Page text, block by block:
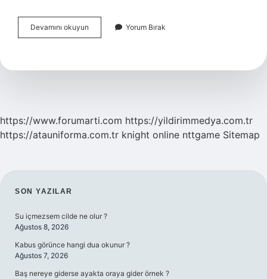
Devamını okuyun
artırma
adı
Yorum Bırak
https://www.forumarti.com https://yildirimmedya.com.tr
https://atauniforma.com.tr knight online nttgame Sitemap
SIDEBAR
SON YAZILAR
Su içmezsem cilde ne olur ?
Ağustos 8, 2026
Kabus görünce hangi dua okunur ?
Ağustos 7, 2026
Baş nereye giderse ayakta oraya gider örnek ?